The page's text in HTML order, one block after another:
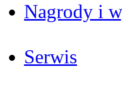
Nagrody i
Serwis